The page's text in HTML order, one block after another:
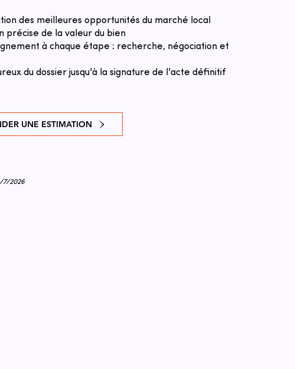
des meilleures opportunités du marché local
précise de la valeur du bien
à chaque étape : recherche, négociation et
du dossier jusqu'à la signature de l'acte définitif
UNE ESTIMATION
7/2026